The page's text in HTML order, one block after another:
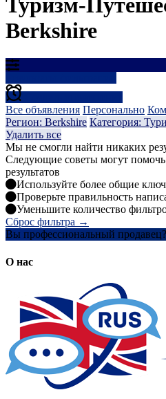
Berkshire
Все объявления Персонально
Регион: Berkshire Категория:
Удалить все
Мы не смогли найти никаких
Следующие советы могут
результатов
Используйте более общие
Проверьте правильность
Уменьшите количество
Сброс фильтра →
Вы профессиональный продавец?
О нас